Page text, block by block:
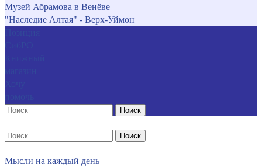
Музей Абрамова в Венёве
"Наследие Алтая" - Верх-Уймон
Поиск
Поиск
Мысли на каждый день